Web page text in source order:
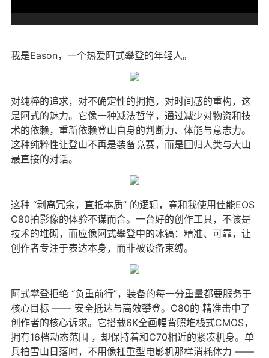
我是Eason，一个热爱阿式攀登的年轻人。
对纯粹的追求，对不确定性的拥抱，对时间感的重构，这
是阿式的魅力。它像一种减法哲学，通过减少对物资和技
术的依赖，重新依赖登山自身的判断力、体能与意志力。
这种纯粹性让登山不再是装备竞赛，而是回归人类与大山
最直接的对话。
这种 “剥离冗余，直抵本质” 的逻辑，竟和我使用佳能EOS
C80拍影像的体验不谋而合。一台好的创作工具，不该是
技术的堆砌，而应像阿式攀登中的冰镐：精准、可靠，让
创作者专注于表达本身，而非被设备束缚。
阿式攀登拒绝 “负重前行”，装备的每一分重量都要服务于
核心目标 —— 安全抵达与高效攀登。C80的 精准击中了
创作者的核心诉求。它搭载6K全画幅背照堆栈式CMOS，
拥有16档动态范围 ，却保持着和C70相近的紧凑机身。单
兵拍雪山日落时，不用像扛重型电影机那样消耗体力 ——